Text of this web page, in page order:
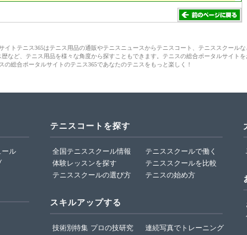
イトテニス365はテニス用品の通販やテニスニュースからテニスコート、テニススクール
など、テニス用品を様々な角度から探すこともできます。テニスの総合ポータルサイト
総合ポータルサイトのテニス365であなたのテニスをもっと楽しく！
ール
テニスコートを探す
全国テニススクール情報
体験レッスンを探す
テニススクールの選び方
テニススクールで働く
テニススクールを比較
テニスの始め方
スキルアップする
技術別特集 プロの技研究
連続写真でトレーニング